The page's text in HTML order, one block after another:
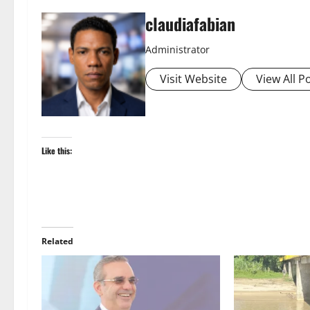
claudiafabian
Administrator
Visit Website View All
Like this:
Related